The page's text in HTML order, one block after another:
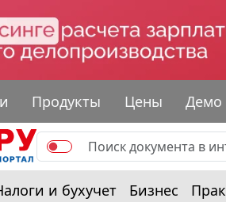
Продукты Цены Демо
и бухучет Бизнес